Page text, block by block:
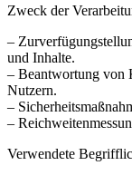
Zweck der
–
und Inhalte.
– Beantwortung von
Nutzern.
–
–
Verwendete